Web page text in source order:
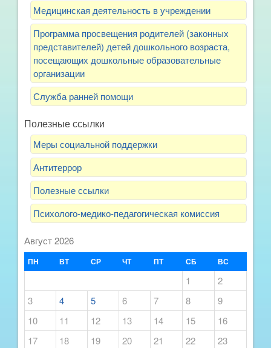
Медицинская деятельность в учреждении
Программа просвещения родителей (законных
представителей) детей дошкольного возраста,
посещающих дошкольные образовательные
организации
Служба ранней помощи
Полезные ссылки
Меры социальной поддержки
Антитеррор
Полезные ссылки
Психолого-медико-педагогическая комиссия
Август 2026
ПН ВТ СР ЧТ ПТ СБ ВС
1
2
3
4 5 6 7 8
9
10
11 12 13 14 15
16
17
18 19 20 21 22
23